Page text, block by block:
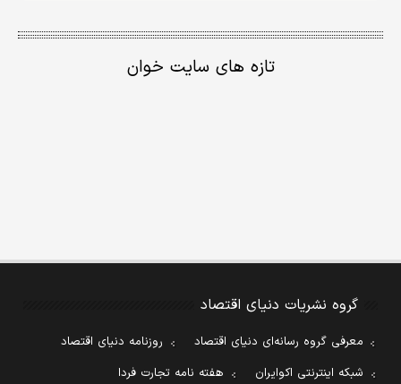
تازه های سایت خوان
گروه نشریات دنیای اقتصاد
معرفی گروه رسانه‌ای دنیای اقتصاد
روزنامه دنیای اقتصاد
شبکه اینترنتی اکوایران
هفته نامه تجارت فردا